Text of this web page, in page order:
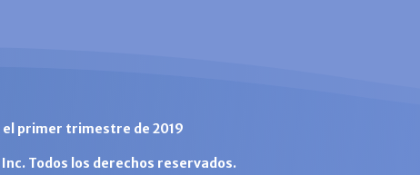
primer trimestre de 2019
Todos los derechos reservados.